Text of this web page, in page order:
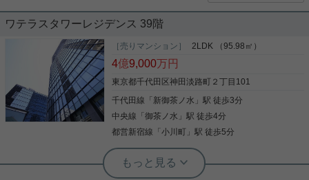
ワテラスタワーレジデンス 39階
［売りマンション］ 2LDK （95.98㎡）
4億9,000万円
東京都千代田区神田淡路町２丁目101
千代田線 「 新御茶ノ水 」駅 徒歩3分
中央線 「御茶ノ水 」駅 徒歩4分
都営新宿線 「小川町 」駅 徒歩5分
実用春日ホーム 白山店 田村貴司
◆千代田区商住複合タワーレジデンス